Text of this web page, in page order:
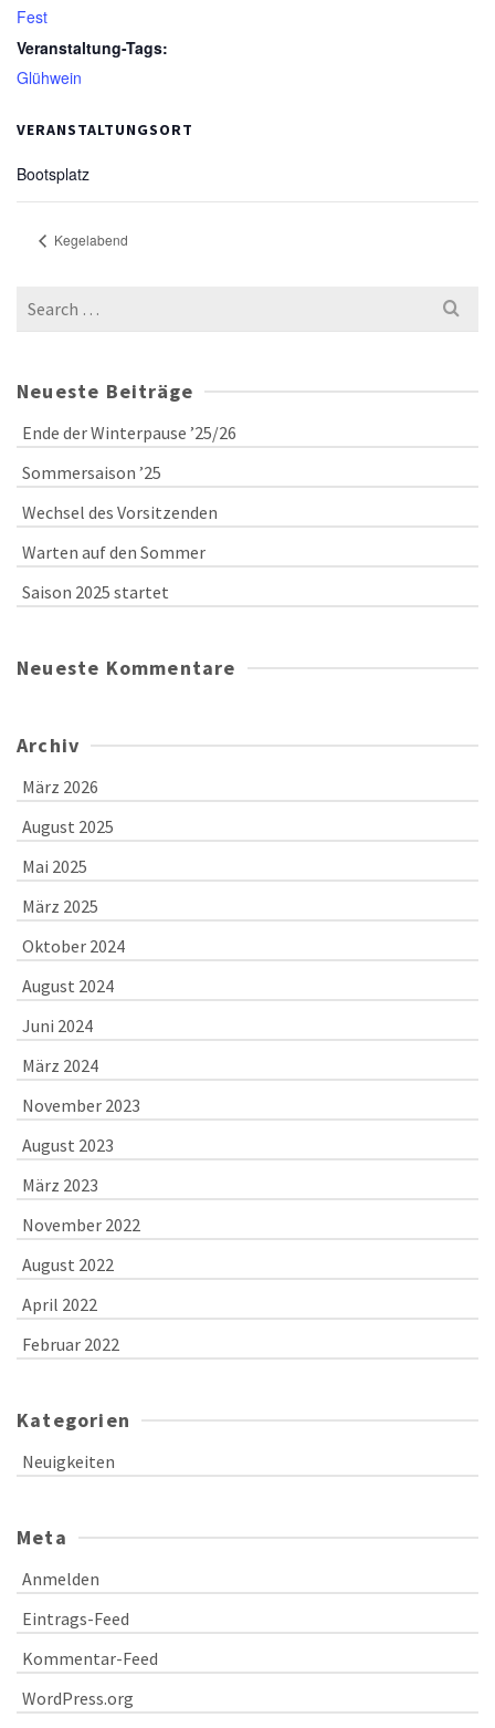
Fest
Veranstaltung-Tags:
Glühwein
VERANSTALTUNGSORT
Bootsplatz
Kegelabend
Search
Neueste Beiträge
Ende der Winterpause ’25/26
Sommersaison ’25
Wechsel des Vorsitzenden
Warten auf den Sommer
Saison 2025 startet
Neueste Kommentare
Archiv
März 2026
August 2025
Mai 2025
März 2025
Oktober 2024
August 2024
Juni 2024
März 2024
November 2023
August 2023
März 2023
November 2022
August 2022
April 2022
Februar 2022
Kategorien
Neuigkeiten
Meta
Anmelden
Eintrags-Feed
Kommentar-Feed
WordPress.org